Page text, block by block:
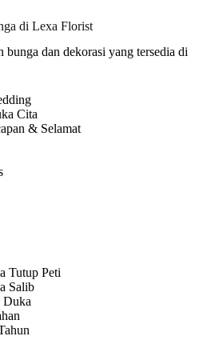
di Lexa Florist
dan dekorasi yang tersedia di
Cita
& Selamat
Tutup Peti
Salib
Duka